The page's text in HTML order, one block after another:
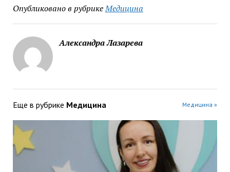
Опубликовано в рубрикеМедицина
Александра Лазарева
Еще в рубрике Медицина Медицина »